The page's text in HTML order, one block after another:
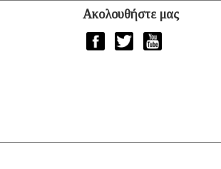
Ακολουθήστε μας